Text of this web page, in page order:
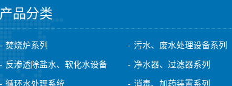
产品分类
焚烧炉系列
污水、废水处理设备系列
反渗透除盐水、软化水设备
净水器、过滤器系列
循环水处理系统
消毒、加药装置系列